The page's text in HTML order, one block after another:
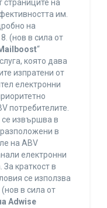
страниците на
им.
на
(нов в сила от
“
която дава
изпратени от
електронни
потребителите.
се извършва в
в
на ABV
електронни
краткост в
се използва
в сила от
Adwise